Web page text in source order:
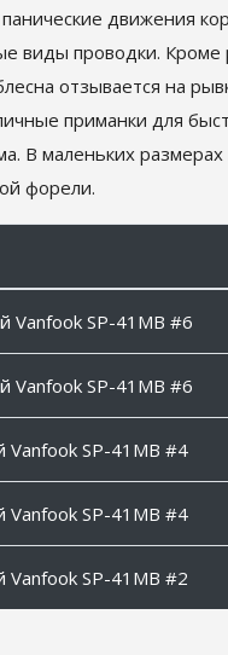
движения
виды проводки.
отзывается на
приманки для
В маленьких
форели.
Vanfook SP-41MB #6
Vanfook SP-41MB #6
SP-41MB #4
SP-41MB #4
SP-41MB #2